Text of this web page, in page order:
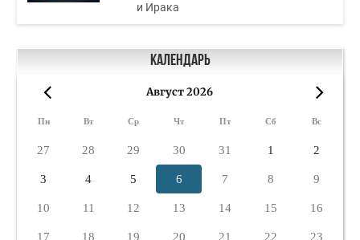
и Ирака
Календарь
Август 2026
Пн Вт Ср Чт Пт Сб Вс
27 28 29 30 31 1 2
3 4 5 6 7 8 9
10 11 12 13 14 15 16
17 18 19 20 21 22 23